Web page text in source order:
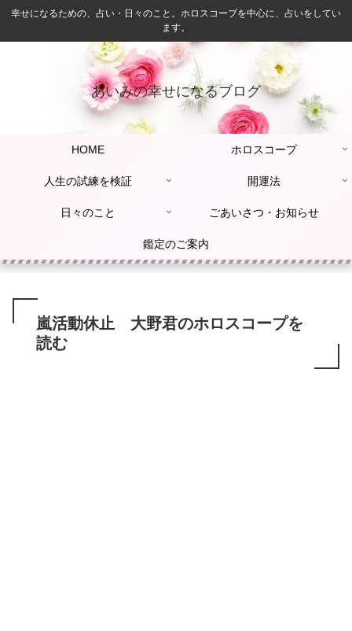
幸せになるための、占い・日々のこと。ホロスコープを中心に、占いをしてい
ます。
あいみの幸せになるブログ
HOME ホロスコープ
人生の試練を検証 開運法
日々のこと ごあいさつ・お知らせ
鑑定のご案内
嵐活動休止 大野君のホロスコープを
読む